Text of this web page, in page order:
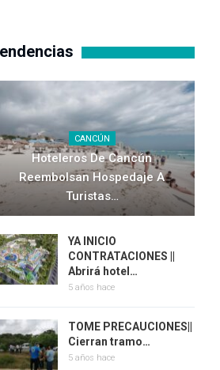
CANCÚN
Hoteleros De Cancún
Reembolsan Hospedaje A
Turistas…
YA INICIO
CONTRATACIONES ||
Abrirá hotel…
5 años hace
TOME PRECAUCIONES||
Cierran tramo…
5 años hace